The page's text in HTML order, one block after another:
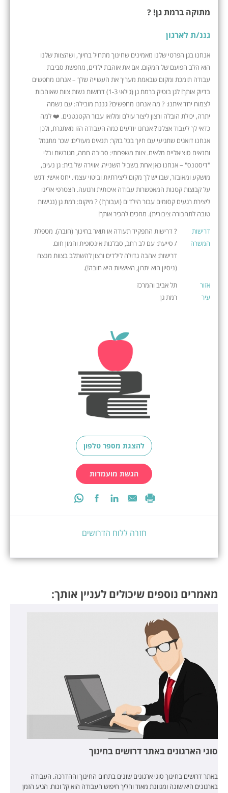
מתוקה ברמת גן! ?
גננ/ת לארגון
אנחנו בגן הפרטי שלנו מאמינים שחינוך מתחיל בחיוך, ושהצוות שלנו
הוא הלב הפועם של המקום. אם את אוהבת ילדים, מחפשת סביבת
עבודה תומכת ומקום שבאמת מעריך את העשייה שלך – אנחנו מחפשים
בדיוק אותך! לגן בוטיק ברמת גן (גילאי 1-3) דרושות נשות צוות שאוהבות
לצמוח יחד איתנו: ? מה אנחנו מחפשים? גננת מובילה: עם נשמה
יתרה, יכולת הובלה ורצון ליצור עולם ומלואו עבור הקטנטנים. ❤️ למה
כדאי לך לעבוד אצלנו? אנחנו יודעים כמה העבודה הזו מאתגרת, ולכן
אנחנו דואגים שתגיעי עם חיוך בכל בוקר: תנאים מעולים: שכר מתגמל
ותנאים סוציאליים מלאים. צוות משפחתי: סביבה חמה, מגובשת ובלי
"דיסטנס" – אנחנו כאן אחת בשביל השנייה. אווירה של בית: גן נעים,
מושקע ומאובזר, שבו יש לך מקום ליצירתיות וביטוי עצמי. יחס אישי: דגש
על קבוצות קטנות המאפשרות עבודה איכותית ורגועה. הצטרפי אלינו
ליצירת רגעים קסומים עבור הילדים (ועבורך!) ? מיקום: רמת גן (נגישות
טובה לתחבורה ציבורית). מחכים להכיר אותך!
דרישות
המשרה
? דרישות התפקיד תעודה או תואר בחינוך (חובה). מטפלת
/ סייעת: עם לב רחב, סבלנות אינסופית והמון חום.
דרישות: אהבה גדולה לילדים ורצון להשתלב בצוות מנצח
(ניסיון הוא יתרון, האישיות היא חובה!).
אזור
תל אביב והמרכז
עיר
רמת גן
להצגת מספר טלפון
הגשת מועמדות
חזרה ללוח הדרושים
מאמרים נוספים שיכולים לעניין אותך:
סוגי הארגונים באתר דרושים בחינוך
באתר דרושים בחינוך סוגי ארגונים שונים בתחום החינוך וההדרכה. העבודה
בארגונים היא שונה ומגוונת מאוד והליך חיפוש העבודה הוא קל ונוח. הגיע הזמן